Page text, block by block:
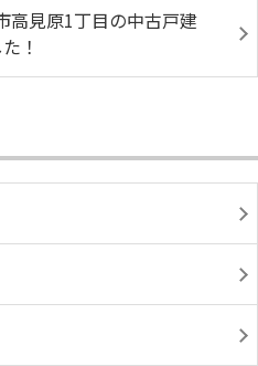
見原1丁目の中古戸建
！